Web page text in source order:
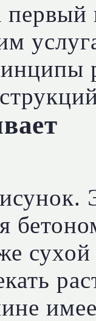
первый